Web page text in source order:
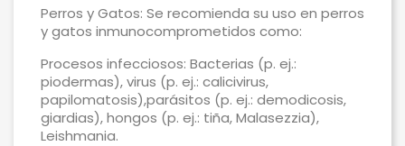
Perros y Gatos: Se recomienda su uso en perros
y gatos inmunocomprometidos como:
Procesos infecciosos: Bacterias (p. ej.:
piodermas), virus (p. ej.: calicivirus,
papilomatosis),parásitos (p. ej.: demodicosis,
giardias), hongos (p. ej.: tiña, Malasezzia),
Leishmania.